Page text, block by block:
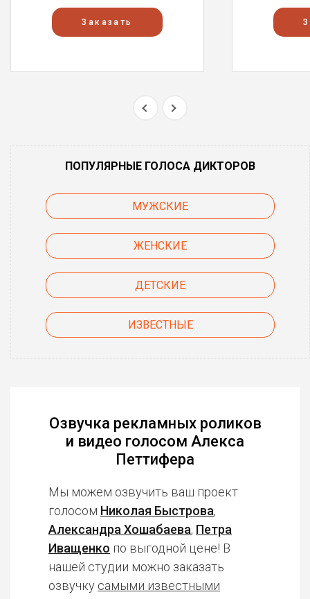
Заказать
ПОПУЛЯРНЫЕ ГОЛОСА ДИКТОРОВ
МУЖСКИЕ
ЖЕНСКИЕ
ДЕТСКИЕ
ИЗВЕСТНЫЕ
Озвучка рекламных роликов
и видео голосом Алекса
Петтифера
Мы можем озвучить ваш проект
голосом Николая Быстрова,
Александра Хошабаева, Петра
Иващенко по выгодной цене! В
нашей студии можно заказать
озвучку самыми известными